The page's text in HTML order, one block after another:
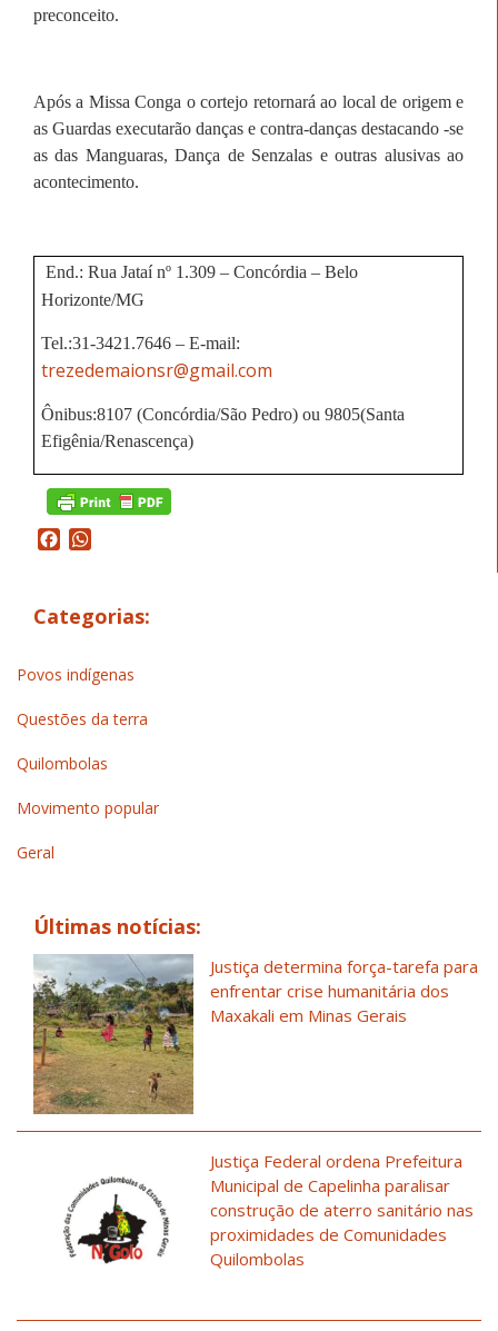
preconceito.
Após a Missa Conga o cortejo retornará ao local de origem e
as Guardas executarão danças e contra-danças destacando -se
as das Manguaras, Dança de Senzalas e outras alusivas ao
acontecimento.
End.: Rua Jataí nº 1.309 – Concórdia – Belo
Horizonte/MG
Tel.:31-3421.7646 – E-mail:
trezedemaionsr@gmail.com
Ônibus:8107 (Concórdia/São Pedro) ou 9805(Santa
Efigênia/Renascença)
Facebook
Categorias:
Povos indígenas
Questões da terra
Quilombolas
Movimento popular
Geral
Últimas notícias:
Justiça determina força-tarefa para
enfrentar crise humanitária dos
Maxakali em Minas Gerais
Justiça Federal ordena Prefeitura
Municipal de Capelinha paralisar
construção de aterro sanitário nas
proximidades de Comunidades
Quilombolas